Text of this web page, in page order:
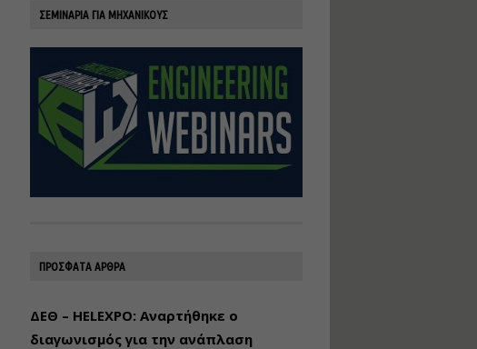
ΣΕΜΙΝΑΡΙΑ ΓΙΑ ΜΗΧΑΝΙΚΟΥΣ
ΠΡΟΣΦΑΤΑ ΑΡΘΡΑ
ΔΕΘ – HELEXPO: Αναρτήθηκε ο
διαγωνισμός για την ανάπλαση
Τιμή από: €230.00
Διάρκεια: 16 ώρες
Αρχιτεκτονικός
Σχεδιασμός με το
Rhinoceros